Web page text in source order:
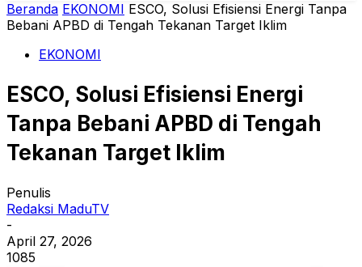
Beranda EKONOMI ESCO, Solusi Efisiensi Energi Tanpa
Bebani APBD di Tengah Tekanan Target Iklim
EKONOMI
ESCO, Solusi Efisiensi Energi
Tanpa Bebani APBD di Tengah
Tekanan Target Iklim
Penulis
Redaksi MaduTV
-
April 27, 2026
1085